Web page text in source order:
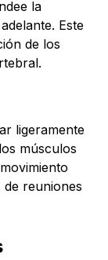
la
Este
de los
ligeramente
músculos
de reuniones